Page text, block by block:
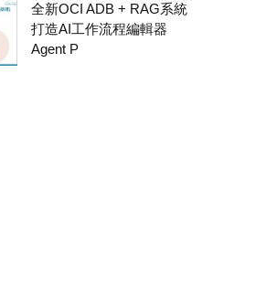
全新OCI ADB + RAG系統
打造AI工作流程編輯器
Agent P